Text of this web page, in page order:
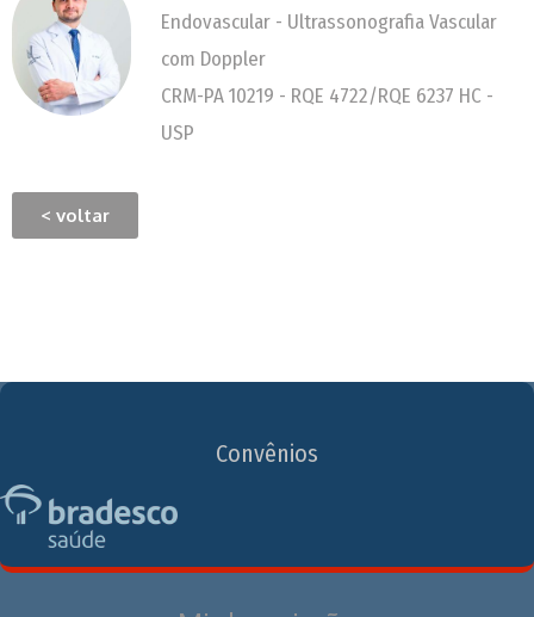
Endovascular - Ultrassonografia Vascular
com Doppler
CRM-PA 10219 - RQE 4722/RQE 6237 HC -
USP
< voltar
Convênios